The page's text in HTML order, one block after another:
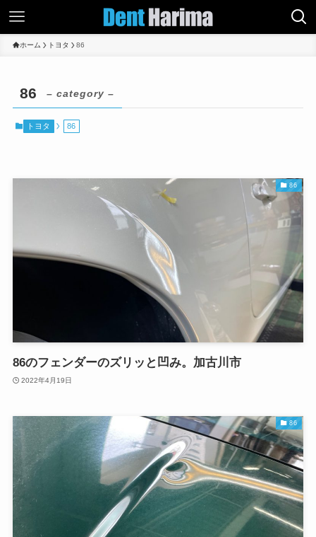
ホーム トヨタ 86
86 – category –
トヨタ 86
86
86のフェンダーのズリッと凹み。加古川市
2022年4月19日
86